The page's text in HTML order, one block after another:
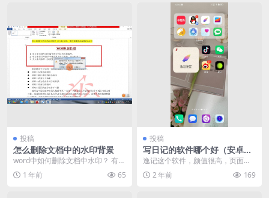
投稿
怎么删除文档中的水印背景
word中如何删除文档中水印？ 有一
种方法不仅能删除也能修改水印。 ·
首先要知道...
1 年前 65
投稿
写日记的软件哪个好（安卓好
用的写日记软件推荐）
逸记这个软件，颜值很高，页面整
洁，内存很小，功能却很多，它不
晚只是一个日记软件，...
2 年前 169